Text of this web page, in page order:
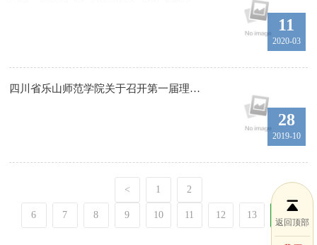
11
2020-03
28
2019-10
四川省乐山师范学院关于召开第一届理事会第一次全体会议的通知
< 1 2
6 7 8 9 10 11 12 13
返回顶部